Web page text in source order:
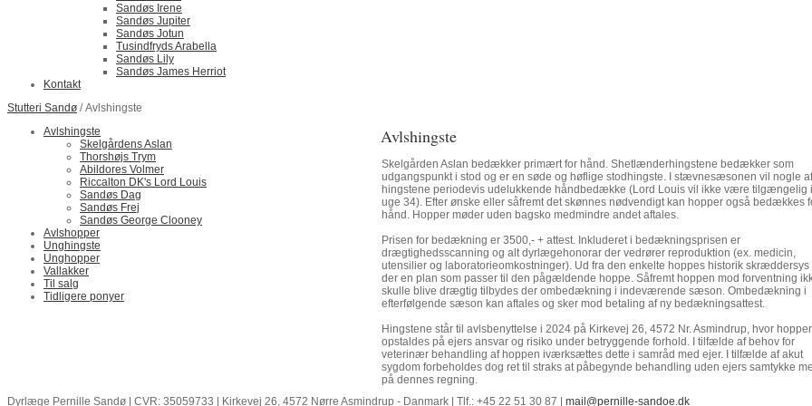
Sandøs Irene
Sandøs Jupiter
Sandøs Jotun
Tusindfryds Arabella
Sandøs Lily
Sandøs James Herriot
Kontakt
Stutteri Sandø / Avlshingste
Avlshingste
Skelgårdens Aslan
Thorshøjs Trym
Abildores Volmer
Riccalton DK's Lord Louis
Sandøs Dag
Sandøs Frej
Sandøs George Clooney
Avlshopper
Unghingste
Unghopper
Vallakker
Til salg
Tidligere ponyer
Avlshingste
Skelgården Aslan bedækker primært for hånd. Shetlænderhingstene bedækker som
udgangspunkt i stod og er en søde og høflige stodhingste. I stævnesæsonen vil nogle af
hingstene periodevis udelukkende håndbedække (Lord Louis vil ikke være tilgængelig i
uge 34). Efter ønske eller såfremt det skønnes nødvendigt kan hopper også bedækkes
hånd. Hopper møder uden bagsko medmindre andet aftales.
Prisen for bedækning er 3500,- + attest. Inkluderet i bedækningsprisen er
drægtighedsscanning og alt dyrlægehonorar der vedrører reproduktion (ex. medicin,
utensilier og laboratorieomkostninger). Ud fra den enkelte hoppes historik skræddersys
der en plan som passer til den pågældende hoppe. Såfremt hoppen mod forventning
skulle blive drægtig tilbydes der ombedækning i indeværende sæson. Ombedækning i
efterfølgende sæson kan aftales og sker mod betaling af ny bedækningsattest.
Hingstene står til avlsbenyttelse i 2024 på Kirkevej 26, 4572 Nr. Asmindrup, hvor hopper
opstaldes på ejers ansvar og risiko under betryggende forhold. I tilfælde af behov for
veterinær behandling af hoppen iværksættes dette i samråd med ejer. I tilfælde af akut
sygdom forbeholdes dog ret til straks at påbegynde behandling uden ejers samtykke
på dennes regning.
Dyrlæge Pernille Sandø | CVR: 35059733 | Kirkevej 26, 4572 Nørre Asmindrup - Danmark | Tlf.: +45 22 51 30 87 | mail@pernille-sandoe.dk